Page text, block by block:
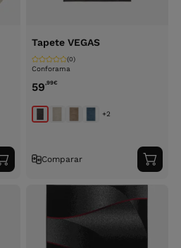
Adicionar
ao
carrinho
Tapete VEGAS
Conforama
(0)
59,99€
+2
Comparar
ao